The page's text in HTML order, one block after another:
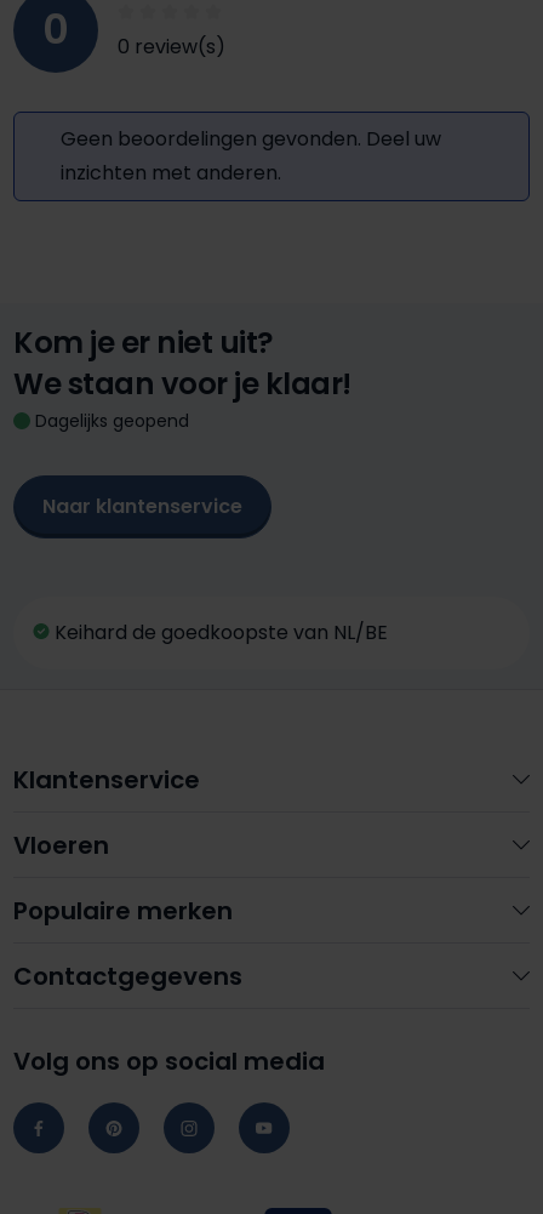
0 0 review(s)
Geen beoordelingen gevonden. Deel uw
inzichten met anderen.
Kom je er niet uit?
We staan voor je klaar!
Dagelijks geopend
Naar klantenservice
Keihard de goedkoopste van NL/BE
Contactgegevens
Volg ons op social media
Klantenservice
Vloeren
Populaire merken